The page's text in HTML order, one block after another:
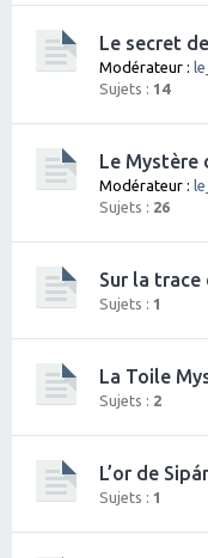
Le secret
Modérateur :
Sujets : 14
Le Mystère
Modérateur :
Sujets : 26
Sur la trace
Sujets : 1
La Toile
Sujets : 2
L’or de
Sujets : 1